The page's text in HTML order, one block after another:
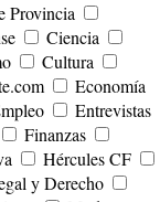
Provincia
Ciencia
Cultura
Economía
Entrevistas
Finanzas
Hércules CF
y Derecho